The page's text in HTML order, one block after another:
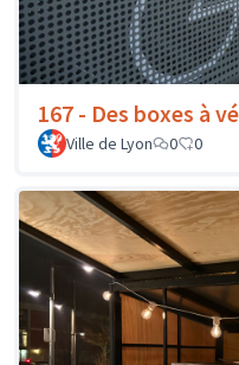
167 - Des boxes à
Ville de Lyon
0 0